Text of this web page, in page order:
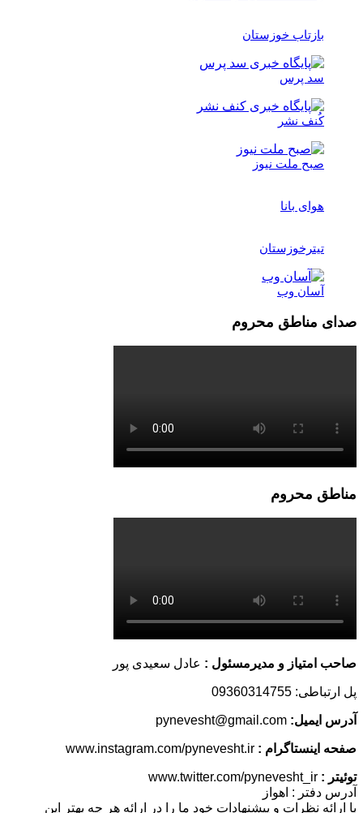
بازتاب خوزستان
سد پرس
کُنف نشر
صبح ملت نیوز
هوای بانا
تیترخوزستان
آسان وب
صدای مناطق محروم
مناطق محروم
صاحب امتیاز و مدیرمسئول : عادل سعیدی پور
پل ارتباطی: 09360314755
آدرس ایمیل:
صفحه اینستاگرام :
توئیتر :
آدرس دفتر : اهواز
با ارائه نظرات و پیشنهادات خود ما را در ارائه هر چه بهتر این